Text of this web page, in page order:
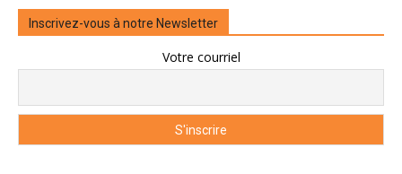
Inscrivez-vous à notre Newsletter
Votre courriel